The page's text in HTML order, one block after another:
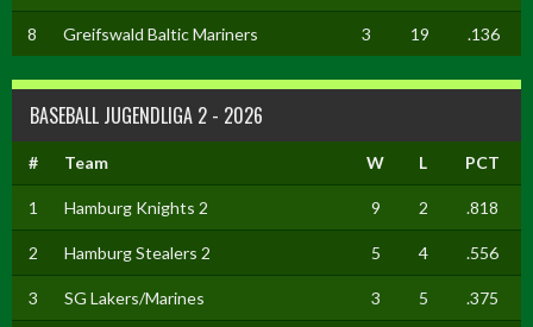
8 Greifswald Baltic Mariners 3 19 .136
BASEBALL JUGENDLIGA 2 - 2026
# Team W L PCT
1 Hamburg Knights 2 9 2 .818
2 Hamburg Stealers 2 5 4 .556
3 SG Lakers/Marines 3 5 .375